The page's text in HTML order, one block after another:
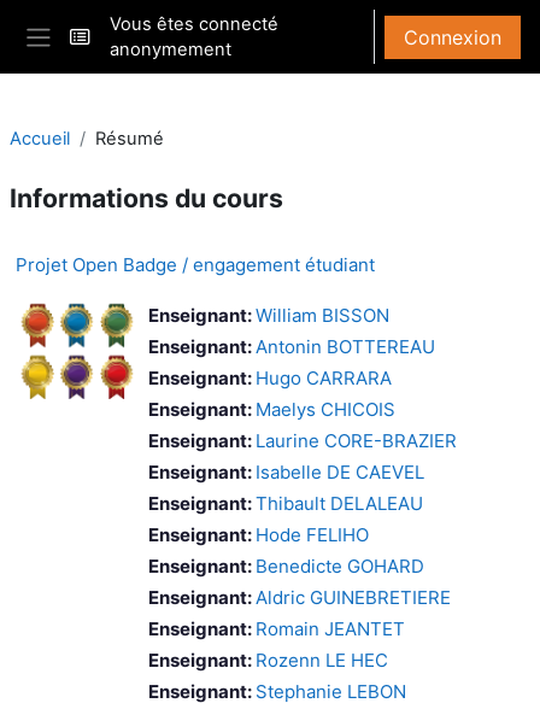
Passer au contenu principal
Panneau latéral
Vous êtes connecté
anonymement
Connexion
Accueil Résumé
Informations du cours
Projet Open Badge / engagement étudiant
Enseignant:William BISSON
Enseignant: Antonin BOTTEREAU
Enseignant: Hugo CARRARA
Enseignant: Maelys CHICOIS
Enseignant: Laurine CORE-BRAZIER
Enseignant: Isabelle DE CAEVEL
Enseignant:Thibault DELALEAU
Enseignant: Hode FELIHO
Enseignant: Benedicte GOHARD
Enseignant: Aldric GUINEBRETIERE
Enseignant: Romain JEANTET
Enseignant: Rozenn LE HEC
Enseignant: Stephanie LEBON